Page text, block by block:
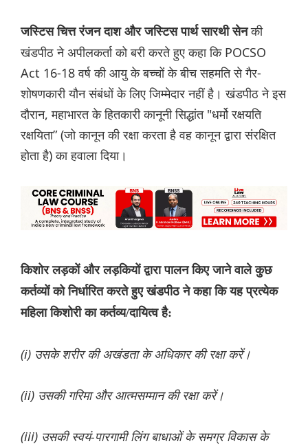
जस्टिस चित्त रंजन दाश और जस्टिस पार्थ सारथी सेनकी
खंडपीठ ने अपीलकर्ता को बरी करते हुए कहा कि POCSO
Act 16-18 वर्ष की आयु के बच्चों के बीच सहमति से गैर-
शोषणकारी यौन संबंधों के लिए जिम्मेदार नहीं है। खंडपीठ ने इस
दौरान, महाभारत के हितकारी कानूनी सिद्धांत "धर्मो रक्षयति
रक्षयिता” (जो कानून की रक्षा करता है वह कानून द्वारा संरक्षित
होता है) का हवाला दिया।
किशोर लड़कों और लड़कियों द्वारा पालन किए जाने वाले कुछ
कर्तव्यों को निर्धारित करते हुए खंडपीठ ने कहा कि यह प्रत्येक
महिला किशोरी का कर्तव्य/दायित्व है:
(i) उसके शरीर की अखंडता के अधिकार की रक्षा करें।
(ii) उसकी गरिमा और आत्मसम्मान की रक्षा करें।
(iii) उसकी स्वयं-पारगामी लिंग बाधाओं के समग्र विकास के